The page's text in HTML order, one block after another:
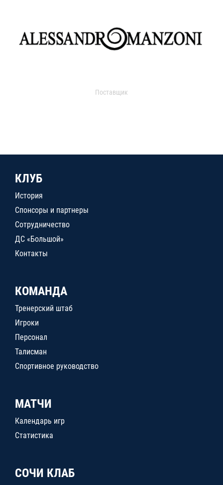
Поставщик
КЛУБ
История
Спонсоры и партнеры
Сотрудничество
ДС «Большой»
Контакты
КОМАНДА
Тренерский штаб
Игроки
Персонал
Талисман
Спортивное руководство
МАТЧИ
Календарь игр
Статистика
СОЧИ КЛАБ